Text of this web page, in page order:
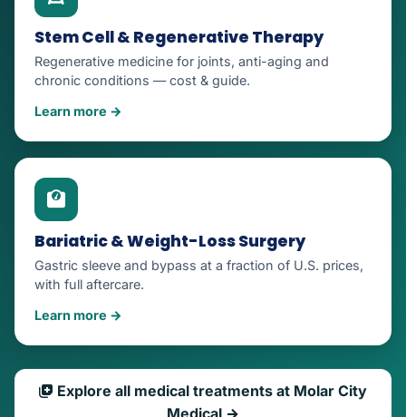
Stem Cell & Regenerative Therapy
Regenerative medicine for joints, anti-aging and
chronic conditions — cost & guide.
Learn more →
Bariatric & Weight-Loss Surgery
Gastric sleeve and bypass at a fraction of U.S. prices,
with full aftercare.
Learn more →
Explore all medical treatments at Molar City
Medical →